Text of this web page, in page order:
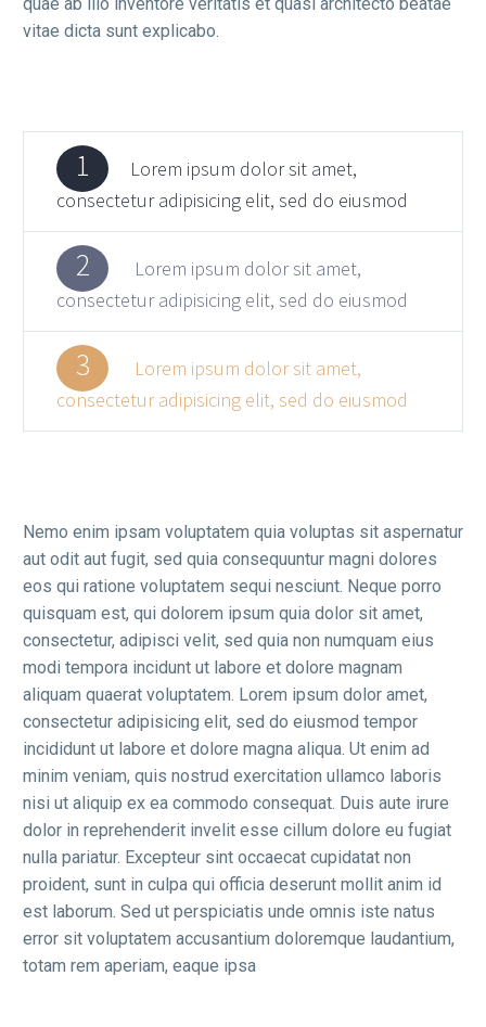
vitae dicta sunt explicabo.
1
Lorem ipsum dolor sit amet,
consectetur adipisicing elit, sed do eiusmod
2
Lorem ipsum dolor sit amet,
consectetur adipisicing elit, sed do eiusmod
3
Lorem ipsum dolor sit amet,
consectetur adipisicing elit, sed do eiusmod
Nemo enim ipsam voluptatem quia voluptas sit aspernatur
aut odit aut fugit, sed quia consequuntur magni dolores
eos qui ratione voluptatem sequi nesciunt. Neque porro
quisquam est, qui dolorem ipsum quia dolor sit amet,
consectetur, adipisci velit, sed quia non numquam eius
modi tempora incidunt ut labore et dolore magnam
aliquam quaerat voluptatem. Lorem ipsum dolor amet,
consectetur adipisicing elit, sed do eiusmod tempor
incididunt ut labore et dolore magna aliqua. Ut enim ad
minim veniam, quis nostrud exercitation ullamco laboris
nisi ut aliquip ex ea commodo consequat. Duis aute irure
dolor in reprehenderit invelit esse cillum dolore eu fugiat
nulla pariatur. Excepteur sint occaecat cupidatat non
proident, sunt in culpa qui officia deserunt mollit anim id
est laborum. Sed ut perspiciatis unde omnis iste natus
error sit voluptatem accusantium doloremque laudantium,
totam rem aperiam, eaque ipsa